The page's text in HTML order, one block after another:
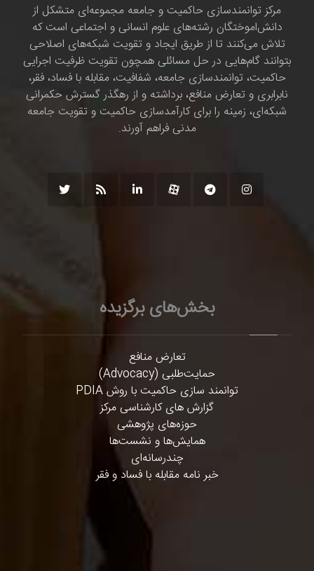
مرکز توانمندسازی حاکمیت و جامعه مجموعه‌ای متشکل از
دانش‌اموختگان رشته‌های علوم انسانی و اجتماعی است که
تلاش می‌کنند تا از طریق ایجاد و تقویت شبکه‌های اصلاحی
بتوانند گام‌هایی در حل مسائلی همچون تقویت ظرفیت اجرایی
حاکمیت، توانمندسازی جامعه، شفافیت، مقابله با فساد، فقر،
نابرابری و تعارض منافع، برداشته و از رهگذر گسترش حکمرانی
شبکه‌ای، زمینه را برای کارآمدسازی حاکمیت و تقویت جامعه
مدنی فراهم آورند.
بخش‌های برگزیده
تعارض منافع
حمایت‌طلبی (Advocacy)
توانمند سازی حاکمیت با روش PDIA
گزارش های کارشناسی مرکز
حوزه‌های پژوهشی
همایش‌ها و نشست‌ها
چندرسانه‌ای
خبر نامه مقابله با فساد و فقر